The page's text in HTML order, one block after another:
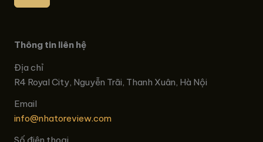
Thông tin liên hệ
Địa chỉ
R4 Royal City, Nguyễn Trãi, Thanh Xuân, Hà Nội
Email
info@nhatoreview.com